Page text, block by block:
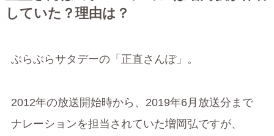
していた？理由は？
ぶらぶらサタデーの「正直さんぽ」。
2012年の放送開始時から、2019年6月放送分まで
ナレーションを担当されていた増岡弘ですが、